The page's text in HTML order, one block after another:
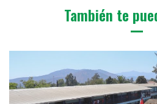
También te